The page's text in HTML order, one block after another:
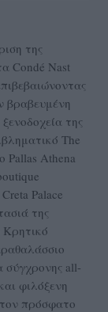
της
Condé Nast
βραβευμένη
της
The
Pallas Athena
Palace
της
Κρητικό
σύγχρονης all-
φιλόξενη
πρόσφατο